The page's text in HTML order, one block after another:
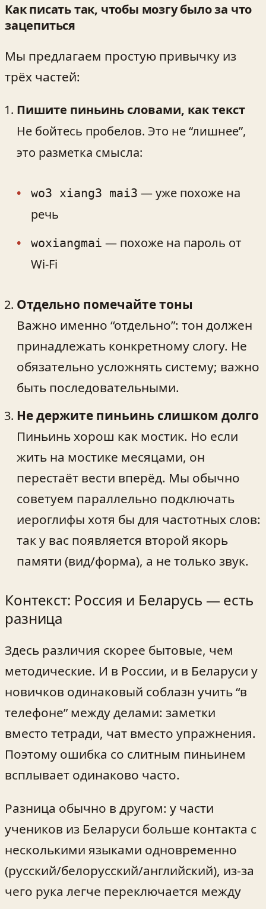
Как писать так, чтобы мозгу было за что
зацепиться
Мы предлагаем простую привычку из
трёх частей:
Пишите пиньинь словами, как текст
Не бойтесь пробелов. Это не “лишнее”,
это разметка смысла:
wo3 xiang3 mai3 — уже похоже на
речь
woxiangmai — похоже на пароль от
Wi‑Fi
Отдельно помечайте тоны
Важно именно “отдельно”: тон должен
принадлежать конкретному слогу. Не
обязательно усложнять систему; важно
быть последовательными.
Не держите пиньинь слишком долго
Пиньинь хорош как мостик. Но если
жить на мостике месяцами, он
перестаёт вести вперёд. Мы обычно
советуем параллельно подключать
иероглифы хотя бы для частотных слов:
так у вас появляется второй якорь
памяти (вид/форма), а не только звук.
Контекст: Россия и Беларусь — есть
разница
Здесь различия скорее бытовые, чем
методические. И в России, и в Беларуси у
новичков одинаковый соблазн учить “в
телефоне” между делами: заметки
вместо тетради, чат вместо упражнения.
Поэтому ошибка со слитным пиньинем
всплывает одинаково часто.
Разница обычно в другом: у части
учеников из Беларуси больше контакта с
несколькими языками одновременно
(русский/белорусский/английский), из-за
чего рука легче переключается между